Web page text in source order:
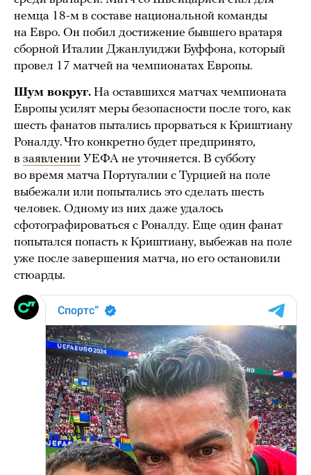
немца 18-м в составе национальной команды
на Евро. Он побил достижение бывшего вратаря
сборной Италии Джанлуиджи Буффона, который
провел 17 матчей на чемпионатах Европы.
Шум вокруг. На оставшихся матчах чемпионата
Европы усилят меры безопасности после того, как
шесть фанатов пытались прорваться к Криштиану
Роналду. Что конкретно будет предпринято,
в заявлении УЕФА не уточняется. В субботу
во время матча Португалии с Турцией на поле
выбежали или попытались это сделать шесть
человек. Одному из них даже удалось
сфотографироваться с Роналду. Еще один фанат
попытался попасть к Криштиану, выбежав на поле
уже после завершения матча, но его остановили
стюарды.